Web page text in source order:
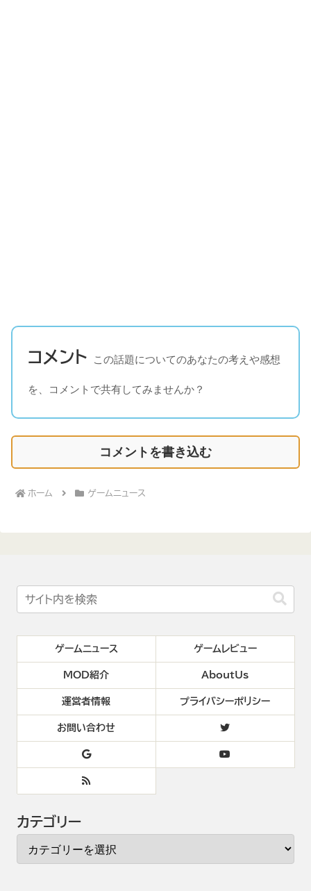
コメント この話題についてのあなたの考えや感想
を、コメントで共有してみませんか？
コメントを書き込む
ホーム ゲームニュース
ゲームニュース ゲームレビュー
MOD紹介 AboutUs
運営者情報 プライバシーポリシー
お問い合わせ
カテゴリー